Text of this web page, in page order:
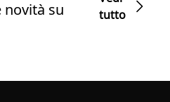
su
tutto